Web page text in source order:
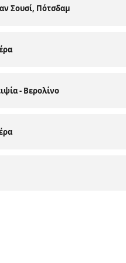
Σουσί, Πότσδαμ
- Βερολίνο